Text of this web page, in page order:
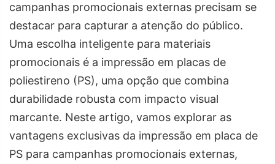
campanhas promocionais externas precisam se
destacar para capturar a atenção do público.
Uma escolha inteligente para materiais
promocionais é a impressão em placas de
poliestireno (PS), uma opção que combina
durabilidade robusta com impacto visual
marcante. Neste artigo, vamos explorar as
vantagens exclusivas da impressão em placa de
PS para campanhas promocionais externas,